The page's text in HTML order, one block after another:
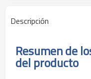
Descripción
Resumen de
del producto